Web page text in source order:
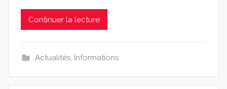
Continuer la lecture
Actualités, Informations